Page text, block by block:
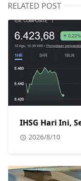
RELATED POST
IHSG Hari Ini,
2026/8/10